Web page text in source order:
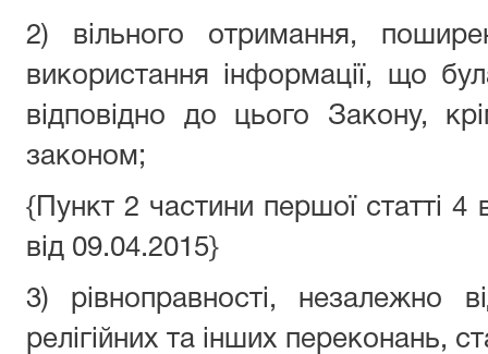
2) вільного отримання,
використання інформації, що
відповідно до цього Закону,
законом;
{Пункт 2 частини першої статті
від 09.04.2015}
3) рівноправності, незалежно
релігійних та інших переконань,